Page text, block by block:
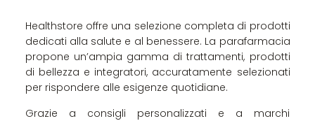
Healthstore offre una selezione completa di prodotti
dedicati alla salute e al benessere. La parafarmacia
propone un’ampia gamma di trattamenti, prodotti
di bellezza e integratori, accuratamente selezionati
per rispondere alle esigenze quotidiane.
Grazie a consigli personalizzati e a marchi